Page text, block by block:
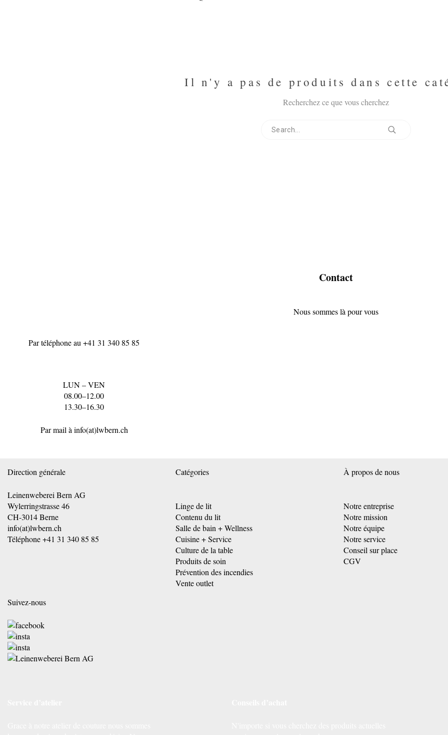
Il n'y a pas de produits dans cette
Recherchez ce que vous cherchez
Contact
Nous sommes là pour vous
Par téléphone au +41 31 340 85 85
LUN – VEN
08.00–12.00
13.30–16.30
Par mail à info(at)lwbern.ch
Direction générale
Leinenweberei Bern AG
Wylerringstrasse 46
CH-3014 Berne
info(at)lwbern.ch
Téléphone+41 31 340 85 85
Catégories
Linge de lit
Contenu du lit
Salle de bain + Wellness
Cuisine + Service
Culture de la table
Produits de soin
Prévention des incendies
Vente outlet
À propos de nous
Notre entreprise
Notre mission
Notre équipe
Notre service
Conseil sur place
CGV
Suivez-nous